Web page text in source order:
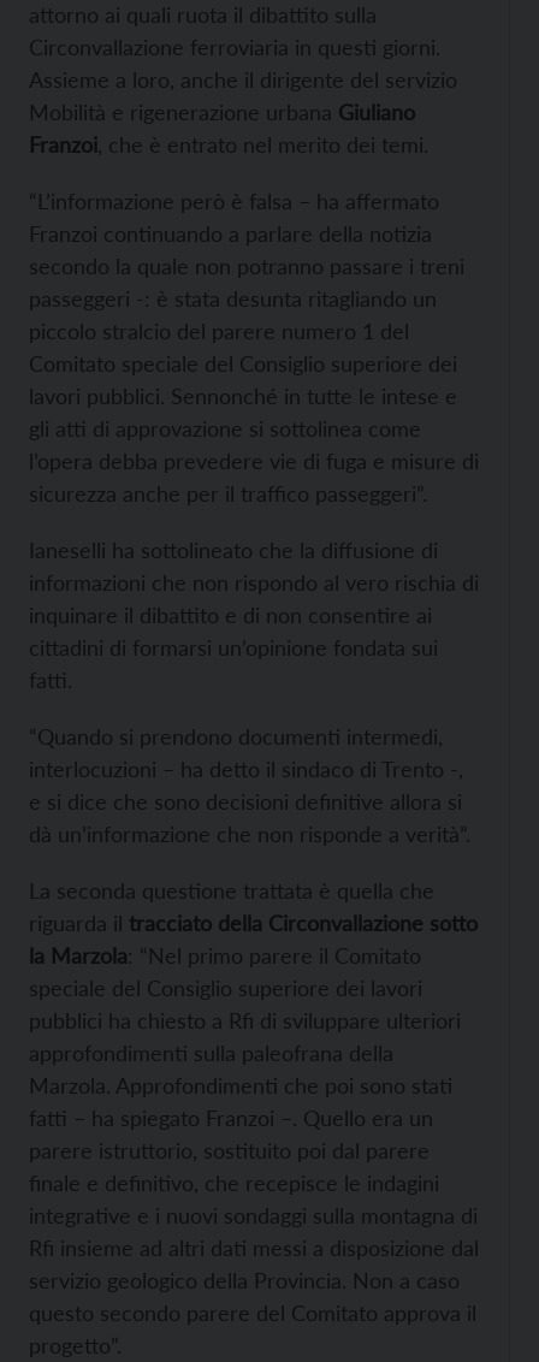
attorno ai quali ruota il dibattito sulla
Circonvallazione ferroviaria in questi giorni.
Assieme a loro, anche il dirigente del servizio
Mobilità e rigenerazione urbana Giuliano
Franzoi, che è entrato nel merito dei temi.
“L’informazione però è falsa – ha affermato
Franzoi continuando a parlare della notizia
secondo la quale non potranno passare i treni
passeggeri -: è stata desunta ritagliando un
piccolo stralcio del parere numero 1 del
Comitato speciale del Consiglio superiore dei
lavori pubblici. Sennonché in tutte le intese e
gli atti di approvazione si sottolinea come
l’opera debba prevedere vie di fuga e misure di
sicurezza anche per il traffico passeggeri”.
Ianeselli ha sottolineato che la diffusione di
informazioni che non rispondo al vero rischia di
inquinare il dibattito e di non consentire ai
cittadini di formarsi un’opinione fondata sui
fatti.
“Quando si prendono documenti intermedi,
interlocuzioni – ha detto il sindaco di Trento -,
e si dice che sono decisioni definitive allora si
dà un’informazione che non risponde a verità”.
La seconda questione trattata è quella che
riguarda il tracciato della Circonvallazione sotto
la Marzola: “Nel primo parere il Comitato
speciale del Consiglio superiore dei lavori
pubblici ha chiesto a Rfi di sviluppare ulteriori
approfondimenti sulla paleofrana della
Marzola. Approfondimenti che poi sono stati
fatti – ha spiegato Franzoi –. Quello era un
parere istruttorio, sostituito poi dal parere
finale e definitivo, che recepisce le indagini
integrative e i nuovi sondaggi sulla montagna di
Rfi insieme ad altri dati messi a disposizione dal
servizio geologico della Provincia. Non a caso
questo secondo parere del Comitato approva il
progetto”.